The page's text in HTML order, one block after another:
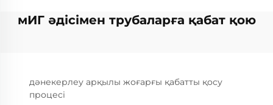
мИГ әдісімен трубаларға қабат қою
дәнекерлеу арқылы жоғарғы қабатты қосу
процесі